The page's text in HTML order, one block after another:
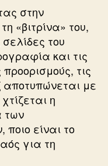
στην
«βιτρίνα» του,
του
και τις
τις
αποτυπώνεται με
η
των
είναι το
για τη